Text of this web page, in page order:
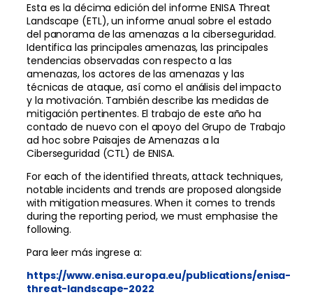
Esta es la décima edición del informe ENISA Threat
Landscape (ETL), un informe anual sobre el estado
del panorama de las amenazas a la ciberseguridad.
Identifica las principales amenazas, las principales
tendencias observadas con respecto a las
amenazas, los actores de las amenazas y las
técnicas de ataque, así como el análisis del impacto
y la motivación. También describe las medidas de
mitigación pertinentes. El trabajo de este año ha
contado de nuevo con el apoyo del Grupo de Trabajo
ad hoc sobre Paisajes de Amenazas a la
Ciberseguridad (CTL) de ENISA.
For each of the identified threats, attack techniques,
notable incidents and trends are proposed alongside
with mitigation measures. When it comes to trends
during the reporting period, we must emphasise the
following.
Para leer más ingrese a:
https://www.enisa.europa.eu/publications/enisa-
threat-landscape-2022